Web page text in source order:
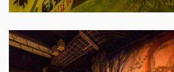
Facebook Instagram Twitter
YouTube
Spotify